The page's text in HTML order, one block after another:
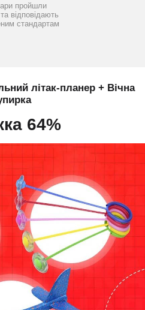
пройшли
відповідають
стандартам
літак-планер + Вічна
64%